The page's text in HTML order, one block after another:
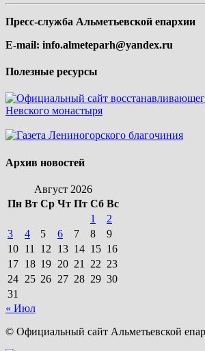
Пресс-служба Альметьевской епархии
E-mail: info.almeteparh@yandex.ru
Полезные ресурсы
Архив новостей
Август 2026
Пн Вт Ср Чт Пт Сб Вс
1
2
3
4 5 6 7 8
9
10 11 12 13 14 15 16
17 18 19 20 21 22 23
24 25 26 27 28 29 30
31
« Июл
© Официальный сайт Альметьевской